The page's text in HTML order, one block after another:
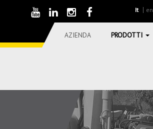
It en
AZIENDA PRODOTTI